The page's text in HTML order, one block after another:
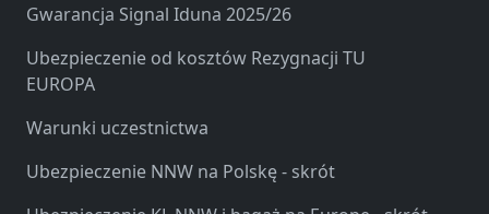
Gwarancja Signal Iduna 2025/26
Ubezpieczenie od kosztów Rezygnacji TU
EUROPA
Warunki uczestnictwa
Ubezpieczenie NNW na Polskę - skrót